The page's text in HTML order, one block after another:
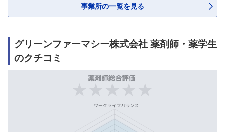
事業所の一覧を見る
グリーンファーマシー株式会社 薬剤師・薬学生
のクチコミ